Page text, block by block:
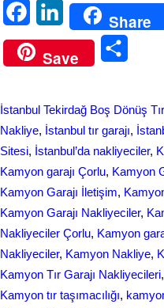
a
c
o
o
k
i
n
d
I
n
Share
Save
r
e
İstanbul Tekirdağ Boş Dönüş
Nakliye, İstanbul tır garajı,
Sitesi, İstanbul’da nakliyeciler,
Kamyon garajı Çorlu, Kamyon
Kamyon Garajı İletişim,
Kamyon Garajı Nakliyeciler,
Nakliyeciler Çorlu, Kamyon
Nakliyeciler, Kamyon Nakliye,
Kamyon Tır Garajı Nakliyecileri,
Kamyon tır taşımacılığı,